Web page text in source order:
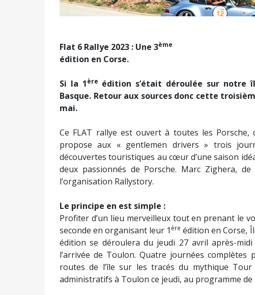
Flat 6 Rallye 2023 : Une 3ème
édition en Corse.
Si la 1ère édition s’était déroulée sur notre
Basque. Retour aux sources donc cette
mai.
Ce FLAT rallye est ouvert à toutes les Porsche,
propose aux « gentlemen drivers » trois
découvertes touristiques au cœur d’une saison
deux passionnés de Porsche. Marc Zighera,
l’organisation Rallystory.
Le principe en est simple :
Profiter d’un lieu merveilleux tout en prenant le
seconde en organisant leur 1 ère édition en Corse,
édition se déroulera du jeudi 27 avril après-
l’arrivée de Toulon. Quatre journées
routes de l’île sur les tracés du mythique Tour
administratifs à Toulon ce jeudi, au programme de